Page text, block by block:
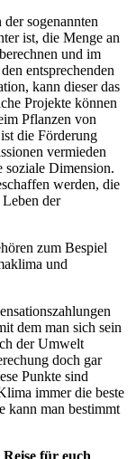
sogenannten
ist, die Menge an
und im
entsprechenden
kann dieser das
Projekte können
Pflanzen von
die Förderung
vermieden
soziale Dimension.
werden, die
Leben der
zum Bespiel
und
dem man sich sein
der Umwelt
doch gar
Punkte sind
immer die beste
kann man bestimmt